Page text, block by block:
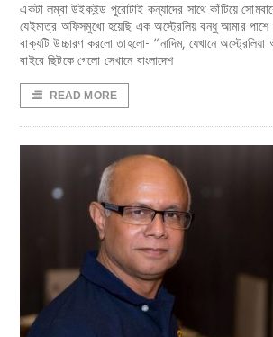
একটা লম্বা উইকইন্ড পুরোটাই কন্যাদের সাথে কাঁটিয়ে
যেইমাত্র অফিসমুখো হয়েছি এক অস্ট্রেলিয় বন্ধু আমার পাশে
বাক্যটি উচ্চারণ করলো তাহলো- “নাদিম, যেখানে অস্ট্রেলিয়া
বাইরে ছিটকে গেলো সেখানে বাংলাদেশ
READ MORE